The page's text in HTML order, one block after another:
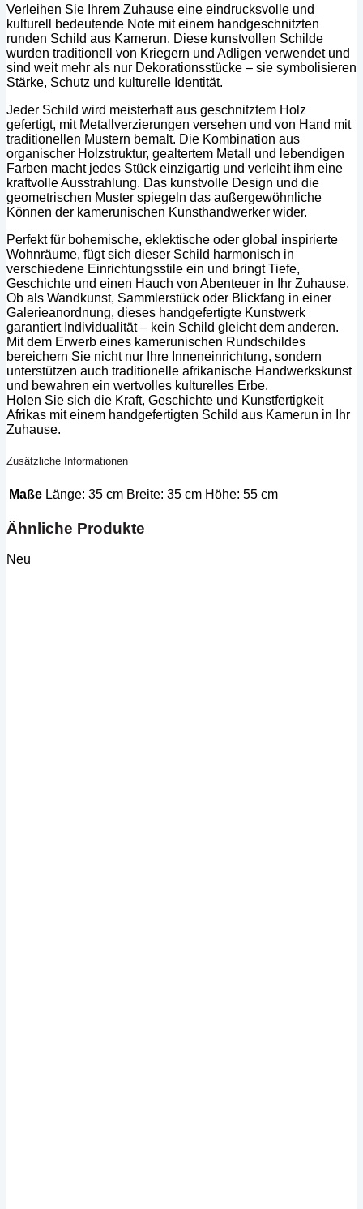
Verleihen Sie Ihrem Zuhause eine eindrucksvolle und
kulturell bedeutende Note mit einem handgeschnitzten
runden Schild aus Kamerun. Diese kunstvollen Schilde
wurden traditionell von Kriegern und Adligen verwendet und
sind weit mehr als nur Dekorationsstücke – sie symbolisieren
Stärke, Schutz und kulturelle Identität.
Jeder Schild wird meisterhaft aus geschnitztem Holz
gefertigt, mit Metallverzierungen versehen und von Hand mit
traditionellen Mustern bemalt. Die Kombination aus
organischer Holzstruktur, gealtertem Metall und lebendigen
Farben macht jedes Stück einzigartig und verleiht ihm eine
kraftvolle Ausstrahlung. Das kunstvolle Design und die
geometrischen Muster spiegeln das außergewöhnliche
Können der kamerunischen Kunsthandwerker wider.
Perfekt für bohemische, eklektische oder global inspirierte
Wohnräume, fügt sich dieser Schild harmonisch in
verschiedene Einrichtungsstile ein und bringt Tiefe,
Geschichte und einen Hauch von Abenteuer in Ihr Zuhause.
Ob als Wandkunst, Sammlerstück oder Blickfang in einer
Galerieanordnung, dieses handgefertigte Kunstwerk
garantiert Individualität – kein Schild gleicht dem anderen.
Mit dem Erwerb eines kamerunischen Rundschildes
bereichern Sie nicht nur Ihre Inneneinrichtung, sondern
unterstützen auch traditionelle afrikanische Handwerkskunst
und bewahren ein wertvolles kulturelles Erbe.
Holen Sie sich die Kraft, Geschichte und Kunstfertigkeit
Afrikas mit einem handgefertigten Schild aus Kamerun in Ihr
Zuhause.
Zusätzliche Informationen
Maße Länge: 35 cm Breite: 35 cm Höhe: 55 cm
Ähnliche Produkte
Neu